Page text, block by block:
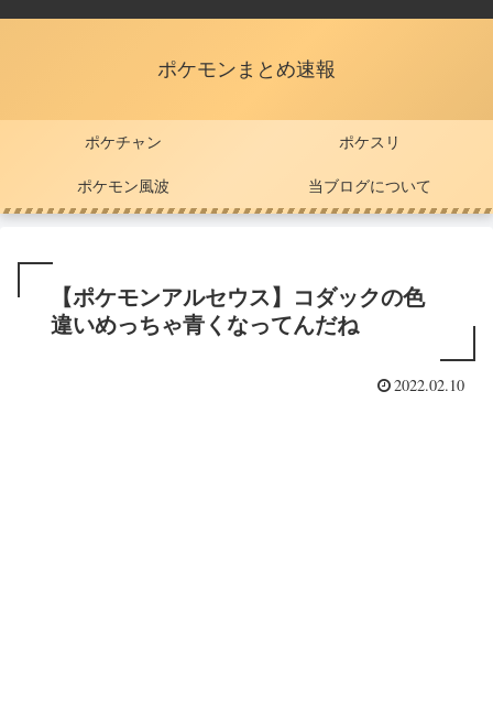
ポケモンまとめ速報
ポケチャン ポケスリ
ポケモン風波 当ブログについて
【ポケモンアルセウス】コダックの色
違いめっちゃ青くなってんだね
2022.02.10